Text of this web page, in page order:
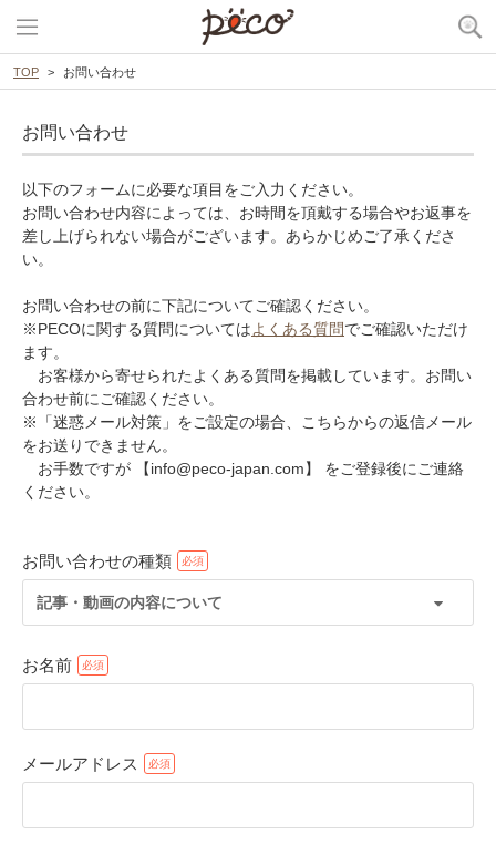
TOP お問い合わせ
お問い合わせ
以下のフォームに必要な項目をご入力ください。
お問い合わせ内容によっては、お時間を頂戴する場合やお返事を
差し上げられない場合がございます。あらかじめご了承くださ
い。
お問い合わせの前に下記についてご確認ください。
※PECOに関する質問についてはよくある質問でご確認いただけ
ます。
お客様から寄せられたよくある質問を掲載しています。お問い
合わせ前にご確認ください。
※「迷惑メール対策」をご設定の場合、こちらからの返信メール
をお送りできません。
お手数ですが 【info@peco-japan.com】 をご登録後にご連絡
ください。
お問い合わせの種類
記事・動画の内容について
お名前
メールアドレス